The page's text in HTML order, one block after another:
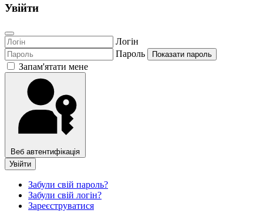
Увійти
Логін
Пароль
Показати пароль
Запам'ятати мене
Веб автентифікація
Увійти
Забули свій пароль?
Забули свій логін?
Зареєструватися